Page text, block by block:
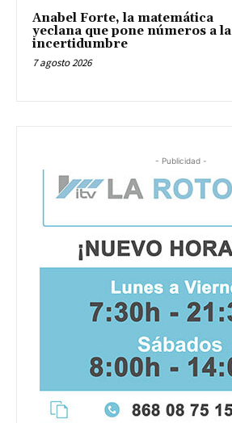
Anabel Forte, la matemática
yeclana que pone números a la
incertidumbre
7 agosto 2026
- Publicidad -